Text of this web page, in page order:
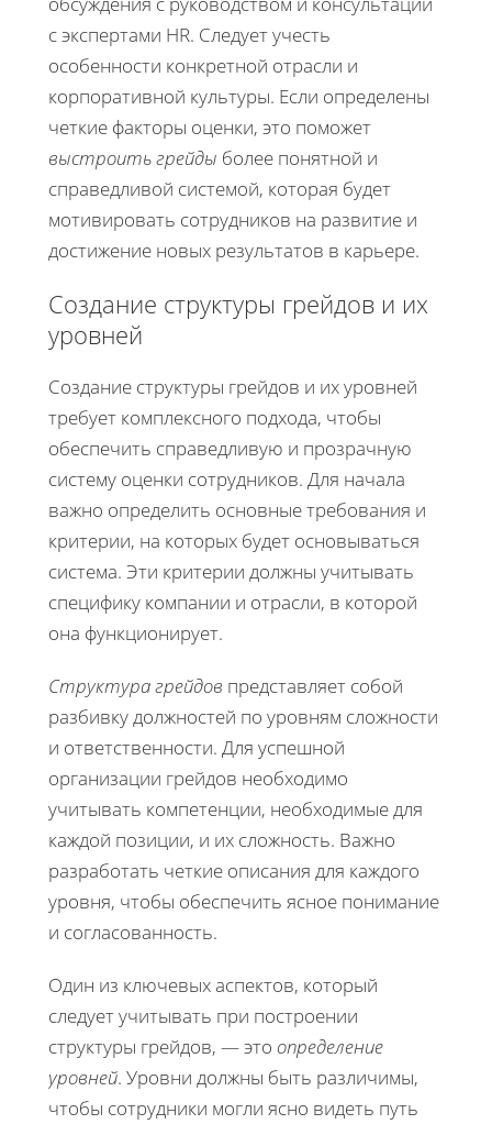
с экспертами HR. Следует учесть
особенности конкретной отрасли и
корпоративной культуры. Если определены
четкие факторы оценки, это поможет
выстроить грейды более понятной и
справедливой системой, которая будет
мотивировать сотрудников на развитие и
достижение новых результатов в карьере.
Создание структуры грейдов и их
уровней
Создание структуры грейдов и их уровней
требует комплексного подхода, чтобы
обеспечить справедливую и прозрачную
систему оценки сотрудников. Для начала
важно определить основные требования и
критерии, на которых будет основываться
система. Эти критерии должны учитывать
специфику компании и отрасли, в которой
она функционирует.
Структура грейдов представляет собой
разбивку должностей по уровням сложности
и ответственности. Для успешной
организации грейдов необходимо
учитывать компетенции, необходимые для
каждой позиции, и их сложность. Важно
разработать четкие описания для каждого
уровня, чтобы обеспечить ясное понимание
и согласованность.
Один из ключевых аспектов, который
следует учитывать при построении
структуры грейдов, — это определение
уровней. Уровни должны быть различимы,
чтобы сотрудники могли ясно видеть путь